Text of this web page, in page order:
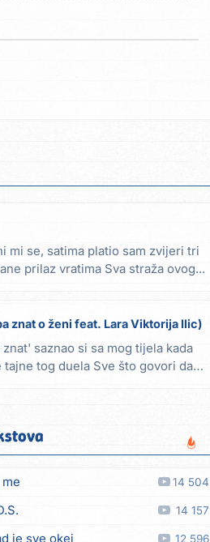
mi se, satima platio sam zvijeri tri
prilaz vratima Sva straža ovog...
znat o ženi feat. Lara Viktorija Ilic)
saznao si sa mog tijela kada
tajne tog duela Sve što govori da
14 504
14 157
je sve okej 12 596